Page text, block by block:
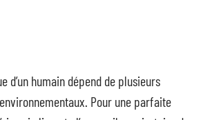
d’un humain dépend de plusieurs
Pour une parfaite